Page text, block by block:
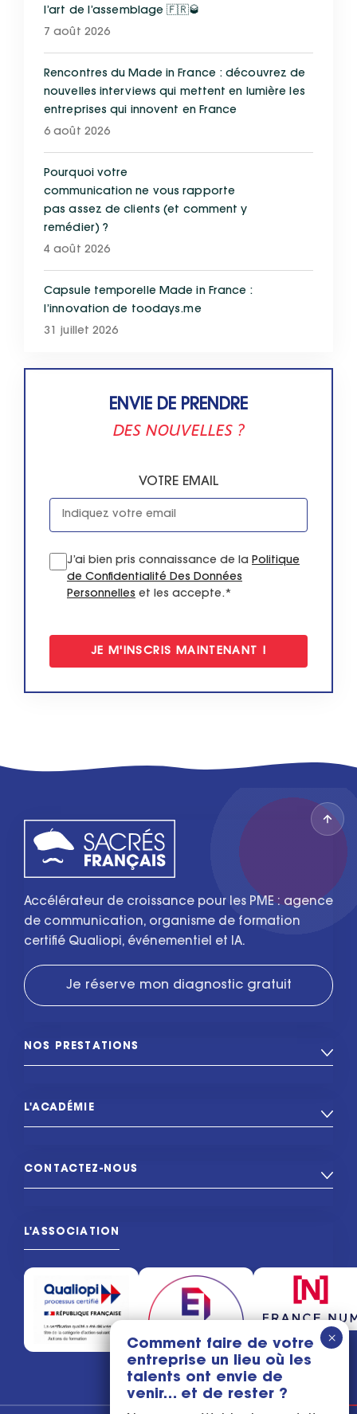
l’art de l’assemblage 🇫🇷🥃
7 août 2026
Rencontres du Made in France : découvrez de
nouvelles interviews qui mettent en lumière les
entreprises qui innovent en France
6 août 2026
Pourquoi votre
communication ne vous rapporte
pas assez de clients (et comment y
remédier) ?
4 août 2026
Capsule temporelle Made in France :
l’innovation de toodays.me
31 juillet 2026
ENVIE DE PRENDRE
DES NOUVELLES ?
VOTRE EMAIL
J’ai bien pris connaissance de la Politique
de Confidentialité Des Données
Personnelles et les accepte.*
Accélérateur de croissance pour les PME : agence
de communication, organisme de formation
certifié Qualiopi, événementiel et IA.
Je réserve mon diagnostic gratuit
NOS PRESTATIONS
L'ACADÉMIE
CONTACTEZ-NOUS
L'ASSOCIATION
Comment faire de votre
entreprise un lieu où les
talents ont envie de
venir… et de rester ?